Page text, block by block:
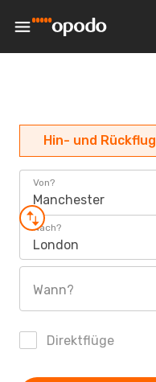
Hin- und Rückflug
Von?
Manchester
Nach?
London
Wann?
Direktflüge